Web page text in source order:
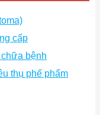
cấp
bệnh
thụ phế phẩm